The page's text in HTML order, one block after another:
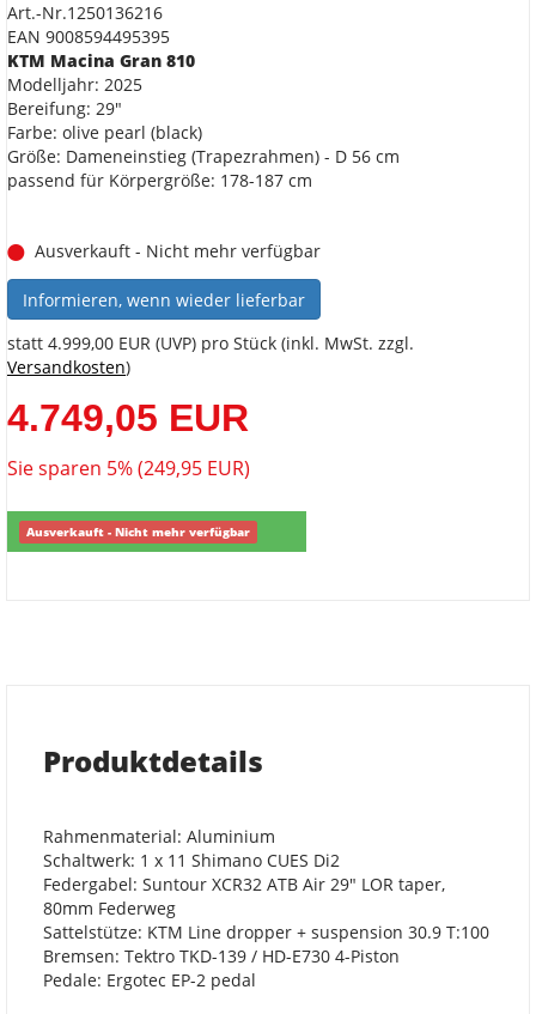
Art.-Nr.1250136216
EAN 9008594495395
KTM Macina Gran 810
Modelljahr: 2025
Bereifung: 29"
Farbe: olive pearl (black)
Größe: Dameneinstieg (Trapezrahmen) - D 56 cm
passend für Körpergröße: 178-187 cm
Ausverkauft - Nicht mehr verfügbar
Informieren, wenn wieder lieferbar
statt 4.999,00 EUR (UVP) pro Stück (inkl. MwSt. zzgl.
Versandkosten)
4.749,05 EUR
Sie sparen 5% (249,95 EUR)
Ausverkauft - Nicht mehr verfügbar
Produktdetails
Rahmenmaterial: Aluminium
Schaltwerk: 1 x 11 Shimano CUES Di2
Federgabel: Suntour XCR32 ATB Air 29" LOR taper,
80mm Federweg
Sattelstütze: KTM Line dropper + suspension 30.9 T:100
Bremsen: Tektro TKD-139 / HD-E730 4-Piston
Pedale: Ergotec EP-2 pedal